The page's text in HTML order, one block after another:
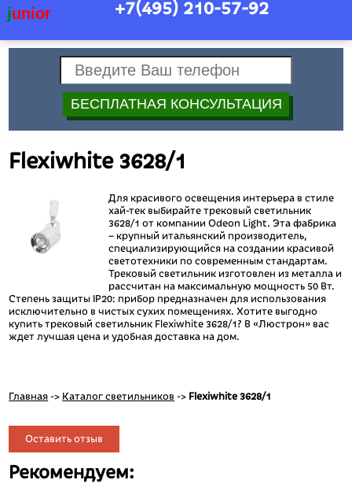
junior +7(495) 210-57-92
Flexiwhite 3628/1
Для красивого освещения интерьера в стиле
хай-тек выбирайте трековый светильник
3628/1 от компании Odeon Light. Эта фабрика
– крупный итальянский производитель,
специализирующийся на создании красивой
светотехники по современным стандартам.
Трековый светильник изготовлен из металла и
рассчитан на максимальную мощность 50 Вт.
Степень защиты IP20: прибор предназначен для использования
исключительно в чистых сухих помещениях. Хотите выгодно
купить трековый светильник Flexiwhite 3628/1? В «Люстрон» вас
ждет лучшая цена и удобная доставка на дом.
Главная -> Каталог светильников -> Flexiwhite 3628/1
Оставить отзыв
Рекомендуем: